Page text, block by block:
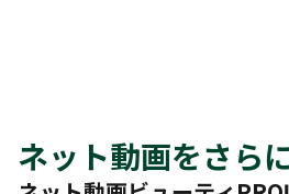
ネット動画をさら